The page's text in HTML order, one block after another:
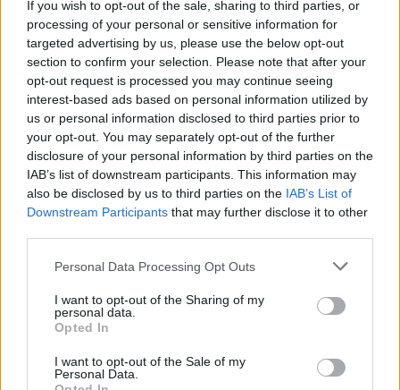
If you wish to opt-out of the sale, sharing to third parties, or
processing of your personal or sensitive information for
targeted advertising by us, please use the below opt-out
section to confirm your selection. Please note that after your
opt-out request is processed you may continue seeing
interest-based ads based on personal information utilized by
us or personal information disclosed to third parties prior to
your opt-out. You may separately opt-out of the further
disclosure of your personal information by third parties on the
IAB’s list of downstream participants. This information may
also be disclosed by us to third parties on the IAB’s List of
Downstream Participants that may further disclose it to other
Personal Data Processing Opt Outs
I want to opt-out of the Sharing of my
personal data.
Opted In
I want to opt-out of the Sale of my
Personal Data.
Old, Touch Rugby, Tag Rugby, Beach rugby,
Snow Rugby, Rugby integrato